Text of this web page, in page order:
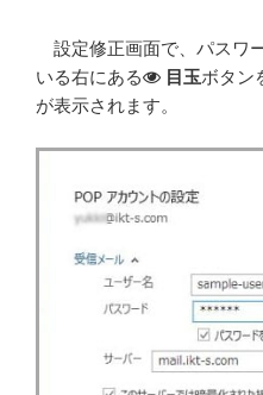
設定修正画面で、パスワ
いる右にある
目玉ボタン
が表示されます。